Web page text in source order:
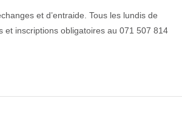
et d’entraide. Tous les lundis de
inscriptions obligatoires au 071 507 814